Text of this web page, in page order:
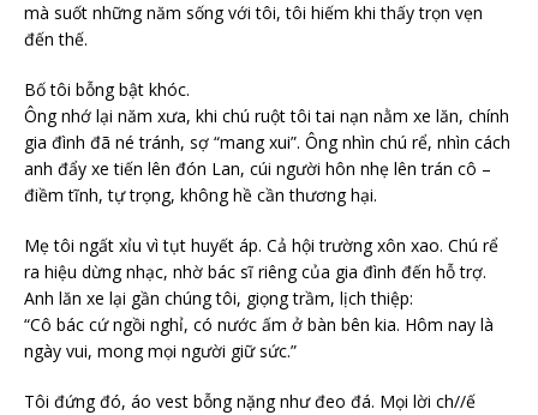
mà suốt những năm sống với tôi, tôi hiếm khi thấy trọn vẹn
đến thế.
Bố tôi bỗng bật khóc.
Ông nhớ lại năm xưa, khi chú ruột tôi tai nạn nằm xe lăn, chính
gia đình đã né tránh, sợ “mang xui”. Ông nhìn chú rể, nhìn cách
anh đẩy xe tiến lên đón Lan, cúi người hôn nhẹ lên trán cô –
điềm tĩnh, tự trọng, không hề cần thương hại.
Mẹ tôi ngất xỉu vì tụt huyết áp. Cả hội trường xôn xao. Chú rể
ra hiệu dừng nhạc, nhờ bác sĩ riêng của gia đình đến hỗ trợ.
Anh lăn xe lại gần chúng tôi, giọng trầm, lịch thiệp:
“Cô bác cứ ngồi nghỉ, có nước ấm ở bàn bên kia. Hôm nay là
ngày vui, mong mọi người giữ sức.”
Tôi đứng đó, áo vest bỗng nặng như đeo đá. Mọi lời ch//ế